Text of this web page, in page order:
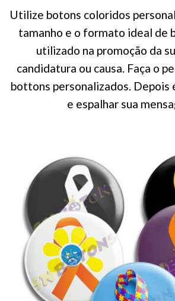
Utilize botons coloridos
tamanho e o formato ideal de
utilizado na promoção da
candidatura ou causa. Faça o
bottons personalizados. Depois
e espalhar sua